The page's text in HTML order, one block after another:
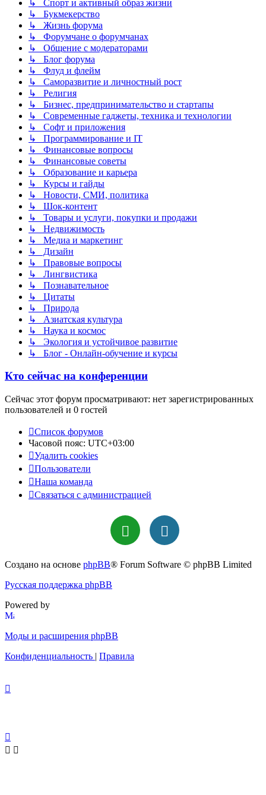
↳ Спорт и активный образ жизни
↳ Букмекерство
↳ Жизнь форума
↳ Форумчане о форумчанах
↳ Общение с модераторами
↳ Блог форума
↳ Флуд и флейм
↳ Саморазвитие и личностный рост
↳ Религия
↳ Бизнес, предпринимательство и стартапы
↳ Современные гаджеты, техника и технологии
↳ Софт и приложения
↳ Программирование и IT
↳ Финансовые вопросы
↳ Финансовые советы
↳ Образование и карьера
↳ Курсы и гайды
↳ Новости, СМИ, политика
↳ Шок-контент
↳ Товары и услуги, покупки и продажи
↳ Недвижимость
↳ Медиа и маркетинг
↳ Дизайн
↳ Правовые вопросы
↳ Лингвистика
↳ Познавательное
↳ Цитаты
↳ Природа
↳ Азиатская культура
↳ Наука и космос
↳ Экология и устойчивое развитие
↳ Блог - Онлайн-обучение и курсы
Кто сейчас на конференции
Сейчас этот форум просматривают: нет зарегистрированных
пользователей и 0 гостей
Список форумов
Часовой пояс: UTC+03:00
Удалить cookies
Пользователи
Наша команда
Связаться с администрацией
Создано на основе phpBB® Forum Software © phpBB Limited
Русская поддержка phpBB
Powered by
Моды и расширения phpBB
Конфиденциальность | Правила